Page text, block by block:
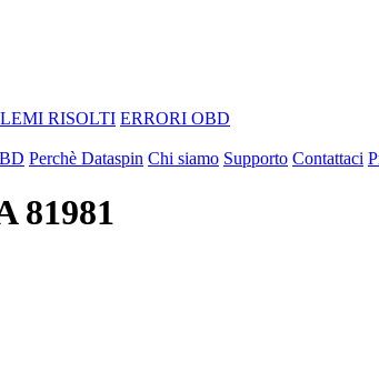
RISOLTI ERRORI OBD
Perchè Dataspin Chi siamo Supporto Contattaci
81981